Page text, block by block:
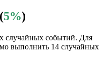
5%)
случайных событий. Для
выполнить 14 случайных